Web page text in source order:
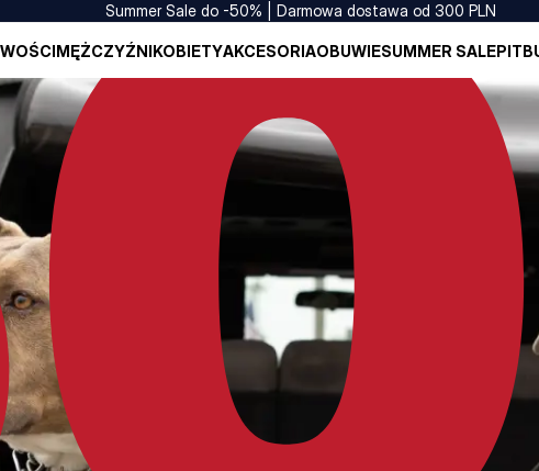
Summer Sale do -50% | Darmowa dostawa od 300 PLN
MĘŻCZYŹNIKOBIETYAKCESORIAOBUWIESUMMER SALE